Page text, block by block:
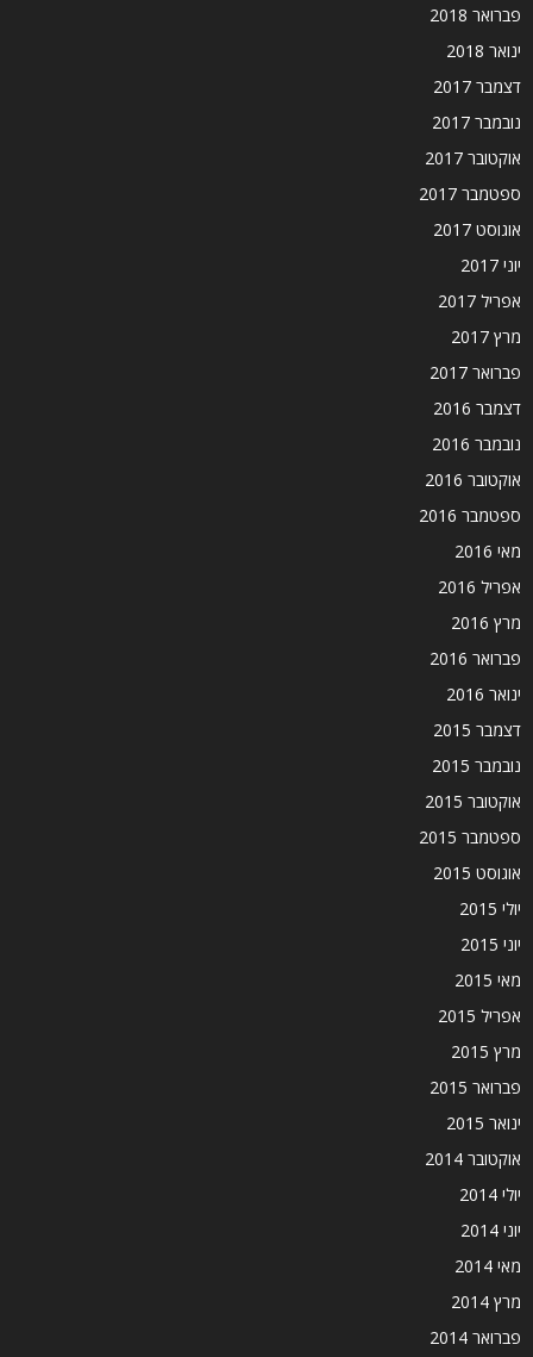
פברואר 2018
ינואר 2018
דצמבר 2017
נובמבר 2017
אוקטובר 2017
ספטמבר 2017
אוגוסט 2017
יוני 2017
אפריל 2017
מרץ 2017
פברואר 2017
דצמבר 2016
נובמבר 2016
אוקטובר 2016
ספטמבר 2016
מאי 2016
אפריל 2016
מרץ 2016
פברואר 2016
ינואר 2016
דצמבר 2015
נובמבר 2015
אוקטובר 2015
ספטמבר 2015
אוגוסט 2015
יולי 2015
יוני 2015
מאי 2015
אפריל 2015
מרץ 2015
פברואר 2015
ינואר 2015
אוקטובר 2014
יולי 2014
יוני 2014
מאי 2014
מרץ 2014
פברואר 2014